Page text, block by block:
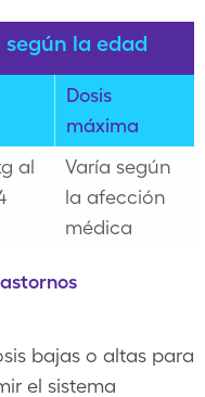
según la edad
Dosis
máxima
al
Varía según
la afección
médica
bajas o altas para
el sistema